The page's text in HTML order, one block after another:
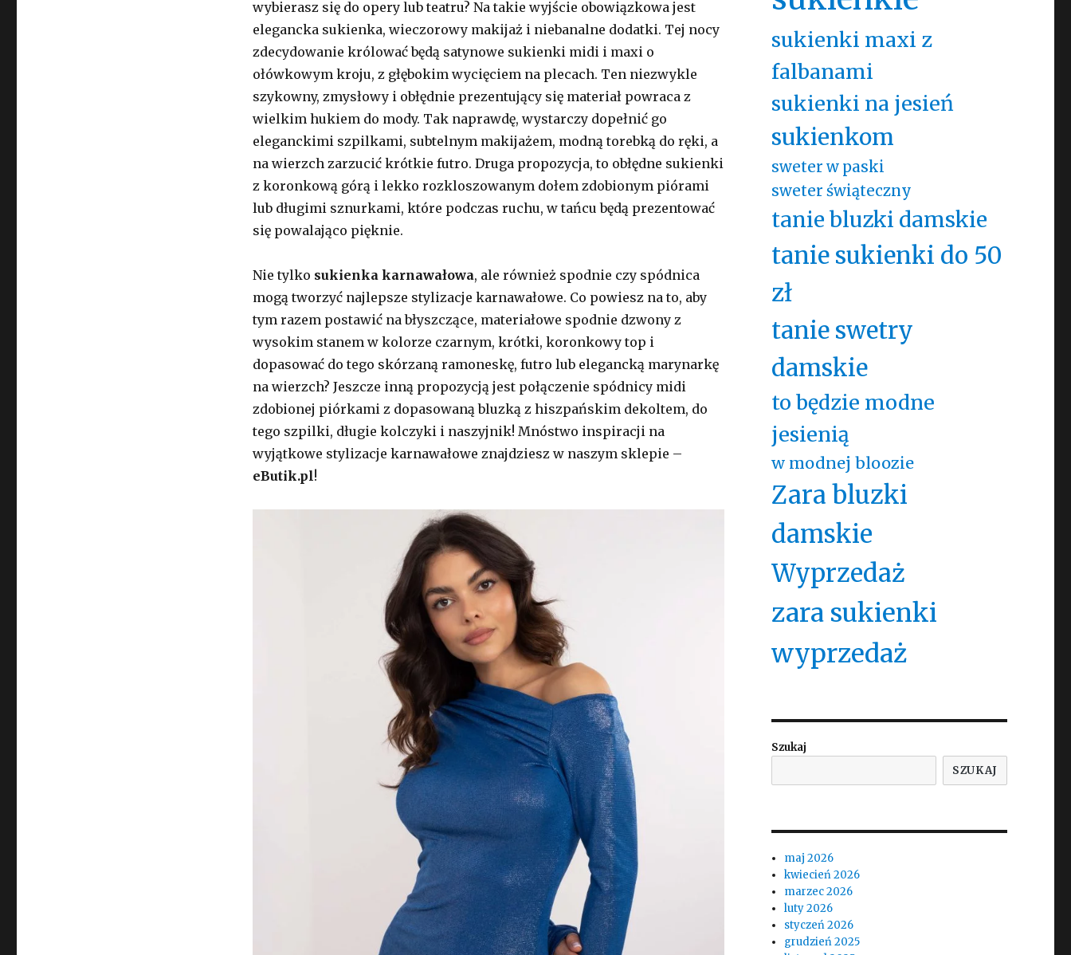
wybierasz się do opery lub teatru? Na takie wyjście obowiązkowa jest
elegancka sukienka, wieczorowy makijaż i niebanalne dodatki. Tej nocy
zdecydowanie królować będą satynowe sukienki midi i maxi o
ołówkowym kroju, z głębokim wycięciem na plecach. Ten niezwykle
szykowny, zmysłowy i obłędnie prezentujący się materiał powraca z
wielkim hukiem do mody. Tak naprawdę, wystarczy dopełnić go
eleganckimi szpilkami, subtelnym makijażem, modną torebką do ręki, a
na wierzch zarzucić krótkie futro. Druga propozycja, to obłędne sukienki
z koronkową górą i lekko rozkloszowanym dołem zdobionym piórami
lub długimi sznurkami, które podczas ruchu, w tańcu będą prezentować
się powalająco pięknie.
Nie tylko sukienka karnawałowa, ale również spodnie czy spódnica
mogą tworzyć najlepsze stylizacje karnawałowe. Co powiesz na to, aby
tym razem postawić na błyszczące, materiałowe spodnie dzwony z
wysokim stanem w kolorze czarnym, krótki, koronkowy top i
dopasować do tego skórzaną ramoneskę, futro lub elegancką marynarkę
na wierzch? Jeszcze inną propozycją jest połączenie spódnicy midi
zdobionej piórkami z dopasowaną bluzką z hiszpańskim dekoltem, do
tego szpilki, długie kolczyki i naszyjnik! Mnóstwo inspiracji na
wyjątkowe stylizacje karnawałowe znajdziesz w naszym sklepie –
eButik.pl!
sukienki maxi z
falbanami
sukienki na jesień
sukienkom
sweter w paski
sweter świąteczny
tanie bluzki damskie
tanie sukienki do 50
zł
tanie swetry
damskie
to będzie modne
jesienią
w modnej bloozie
Zara bluzki
damskie
Wyprzedaż
zara sukienki
wyprzedaż
Szukaj
SZUKAJ
maj 2026
kwiecień 2026
marzec 2026
luty 2026
styczeń 2026
grudzień 2025